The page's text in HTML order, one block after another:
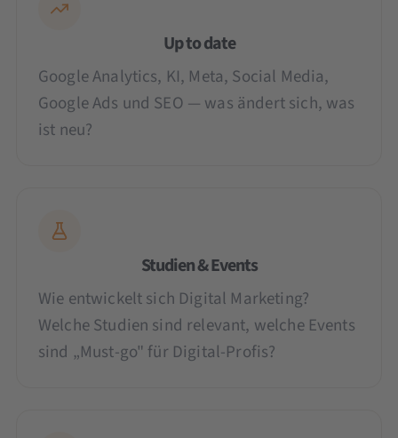
Up to date
Google Analytics, KI, Meta, Social Media,
Google Ads und SEO — was ändert sich, was
ist neu?
Studien & Events
Wie entwickelt sich Digital Marketing?
Welche Studien sind relevant, welche Events
sind „Must-go" für Digital-Profis?